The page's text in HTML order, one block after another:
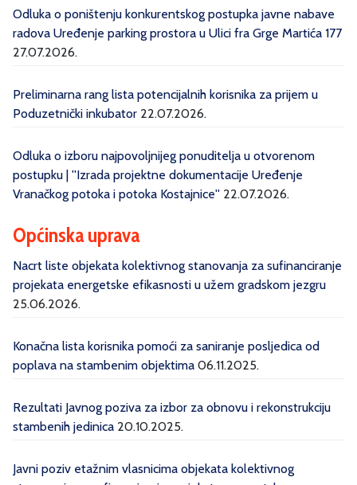
Odluka o poništenju konkurentskog postupka javne nabave
radova Uređenje parking prostora u Ulici fra Grge Martića 177
27.07.2026.
Preliminarna rang lista potencijalnih korisnika za prijem u
Poduzetnički inkubator 22.07.2026.
Odluka o izboru najpovoljnijeg ponuditelja u otvorenom
postupku | ''Izrada projektne dokumentacije Uređenje
Vranačkog potoka i potoka Kostajnice'' 22.07.2026.
Općinska uprava
Nacrt liste objekata kolektivnog stanovanja za sufinanciranje
projekata energetske efikasnosti u užem gradskom jezgru
25.06.2026.
Konačna lista korisnika pomoći za saniranje posljedica od
poplava na stambenim objektima 06.11.2025.
Rezultati Javnog poziva za izbor za obnovu i rekonstrukciju
stambenih jedinica 20.10.2025.
Javni poziv etažnim vlasnicima objekata kolektivnog